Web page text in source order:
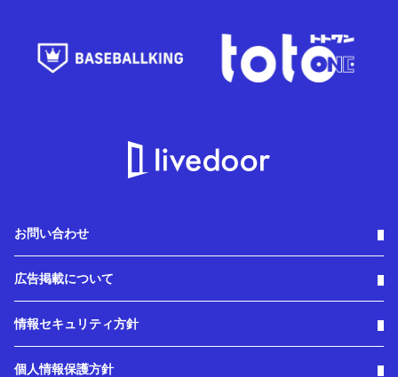
お問い合わせ
広告掲載について
情報セキュリティ方針
個人情報保護方針